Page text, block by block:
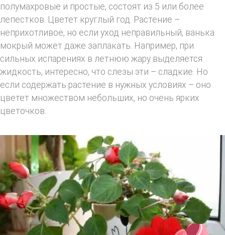
полумахровые и простые, состоят из 5 или более
лепестков. Цветет круглый год. Растение –
неприхотливое, но если уход неправильный, ванька
мокрый может даже заплакать. Например, при
сильных испарениях в летнюю жару выделяется
жидкость, интересно, что слезы эти – сладкие. Но
если содержать растение в нужных условиях – оно
цветет множеством небольших, но очень ярких
цветочков.